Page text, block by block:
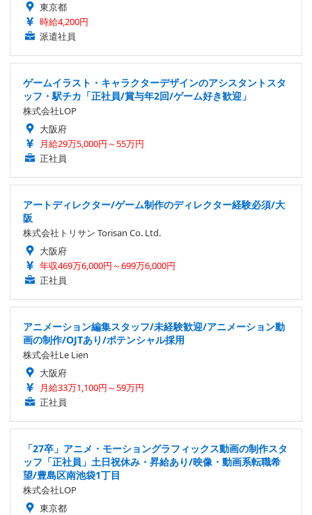
東京都
時給4,200円
派遣社員
ゲームイラスト・キャラクターデザインのアシスタントスタ
ッフ・駅チカ「正社員/賞与年2回/ゲーム好き歓迎」
株式会社LOP
大阪府
月給29万5,000円～55万円
正社員
アートディレクター/ゲーム制作のディレクター経験必須/大
阪
株式会社トリサン Torisan Co. Ltd.
大阪府
年収469万6,000円～699万6,000円
正社員
アニメーション編集スタッフ/未経験歓迎/アニメーション動
画の制作/OJTあり/ポテンシャル採用
株式会社Le Lien
大阪府
月給33万1,100円～59万円
正社員
「27卒」アニメ・モーショングラフィックス動画の制作スタ
ッフ「正社員」土日祝休み・昇給あり/映像・動画系転職希
望/豊島区南池袋1丁目
株式会社LOP
東京都